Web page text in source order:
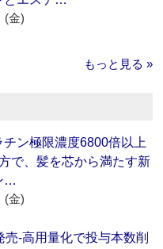
(金)
もっと見る »
チン極限濃度6800倍以上
で、髪を芯から満たす新
…
(金)
‐高用量化で投与本数削